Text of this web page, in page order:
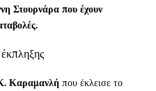
Στουρνάρα που έχουν
Καραμανλή που έκλεισε το